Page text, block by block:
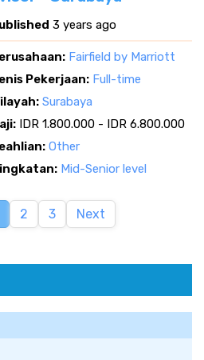
3 years ago
Fairfield by Marriott
Pekerjaan: Full-time
Surabaya
IDR 1.800.000 - IDR 6.800.000
Other
Mid-Senior level
2 3 Next